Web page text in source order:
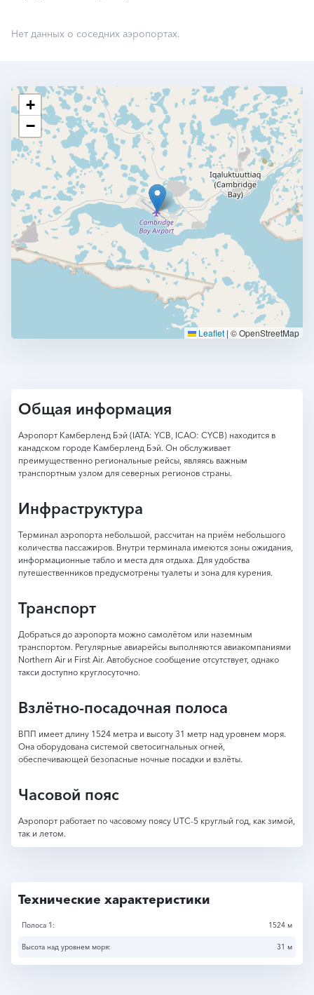
Нет данных о соседних аэропортах.
+
−
Leaflet | © OpenStreetMap
Общая информация
Аэропорт Камберленд Бэй (IATA: YCB, ICAO: CYCB) находится в
канадском городе Камберленд Бэй. Он обслуживает
преимущественно региональные рейсы, являясь важным
транспортным узлом для северных регионов страны.
Инфраструктура
Терминал аэропорта небольшой, рассчитан на приём небольшого
количества пассажиров. Внутри терминала имеются зоны ожидания,
информационные табло и места для отдыха. Для удобства
путешественников предусмотрены туалеты и зона для курения.
Транспорт
Добраться до аэропорта можно самолётом или наземным
транспортом. Регулярные авиарейсы выполняются авиакомпаниями
Northern Air и First Air. Автобусное сообщение отсутствует, однако
такси доступно круглосуточно.
Взлётно-посадочная полоса
ВПП имеет длину 1524 метра и высоту 31 метр над уровнем моря.
Она оборудована системой светосигнальных огней,
обеспечивающей безопасные ночные посадки и взлёты.
Часовой пояс
Аэропорт работает по часовому поясу UTC-5 круглый год, как зимой,
так и летом.
Технические характеристики
Полоса 1: 1524 м
Высота над уровнем моря: 31 м